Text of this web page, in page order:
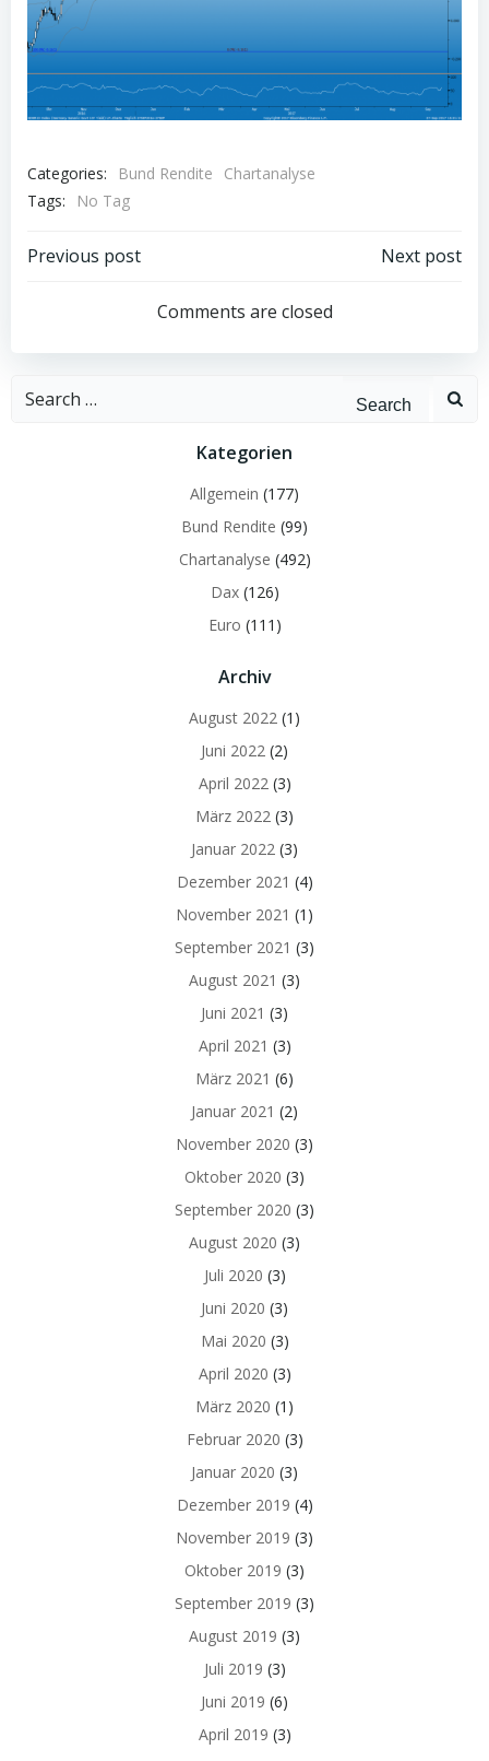
Categories: Bund Rendite
Chartanalyse
Tags:
No Tag
Post
navigation
Previous post
navigation
Next post
Comments are closed
Search
Kategorien
Allgemein (177)
Bund Rendite (99)
Chartanalyse (492)
Dax(126)
Euro (111)
Archiv
August 2022 (1)
Juni 2022 (2)
April 2022(3)
März 2022 (3)
Januar 2022 (3)
Dezember 2021 (4)
November 2021 (1)
September 2021 (3)
August 2021 (3)
Juni 2021 (3)
April 2021 (3)
März 2021 (6)
Januar 2021 (2)
November 2020 (3)
Oktober 2020 (3)
September 2020 (3)
August 2020 (3)
Juli 2020 (3)
Juni 2020 (3)
Mai 2020 (3)
April 2020 (3)
März 2020 (1)
Februar 2020 (3)
Januar 2020 (3)
Dezember 2019 (4)
November 2019 (3)
Oktober 2019 (3)
September 2019 (3)
August 2019 (3)
Juli 2019 (3)
Juni 2019 (6)
April 2019 (3)